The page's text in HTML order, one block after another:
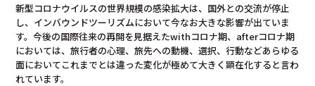
新型コロナウイルスの世界規模の感染拡大は、国外との交流が停止
し、インバウンドツーリズムにおいて今なお大きな影響が出ていま
す。今後の国際往来の再開を見据えたwithコロナ期、afterコロナ期
においては、旅行者の心理、旅先への動機、選択、行動などあらゆる
面においてこれまでとは違った変化が極めて大きく顕在化すると言わ
れています。